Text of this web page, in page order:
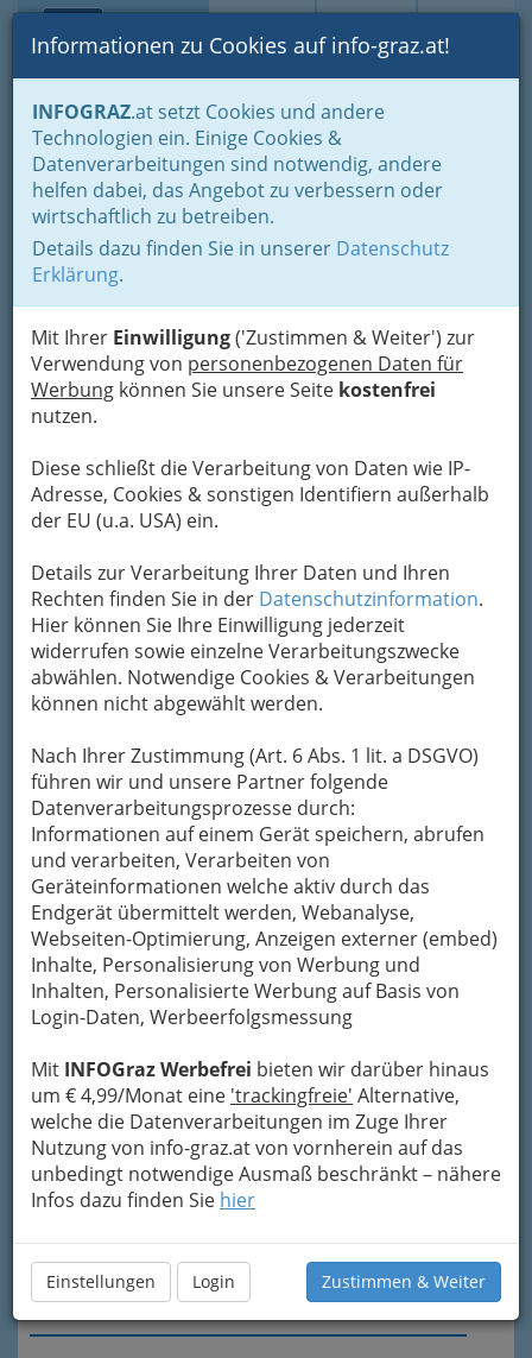
Suche Login Toggle
Informationen zu Cookies auf info-graz.at!
INFOGRAZ.at setzt Cookies und andere
Technologien ein. Einige Cookies &
Datenverarbeitungen sind notwendig, andere
helfen dabei, das Angebot zu verbessern oder
wirtschaftlich zu betreiben.
Details dazu finden Sie in unserer Datenschutz
Erklärung.
Mit Ihrer Einwilligung('Zustimmen & Weiter') zur
Verwendung von personenbezogenen Daten für
Werbung können Sie unsere Seite kostenfrei
nutzen.
Diese schließt die Verarbeitung von Daten wie IP-
Adresse, Cookies & sonstigen Identifiern außerhalb
der EU (u.a. USA) ein.
Details zur Verarbeitung Ihrer Daten und Ihren
Rechten finden Sie in der Datenschutzinformation.
Hier können Sie Ihre Einwilligung jederzeit
widerrufen sowie einzelne Verarbeitungszwecke
abwählen. Notwendige Cookies & Verarbeitungen
können nicht abgewählt werden.
Nach Ihrer Zustimmung (Art. 6 Abs. 1 lit. a DSGVO)
führen wir und unsere Partner folgende
Datenverarbeitungsprozesse durch:
Informationen auf einem Gerät speichern, abrufen
und verarbeiten, Verarbeiten von
Geräteinformationen welche aktiv durch das
Endgerät übermittelt werden, Webanalyse,
Webseiten-Optimierung, Anzeigen externer (embed)
Inhalte, Personalisierung von Werbung und
Inhalten, Personalisierte Werbung auf Basis von
Login-Daten, Werbeerfolgsmessung
Mit INFOGraz Werbefrei bieten wir darüber hinaus
um € 4,99/Monat eine 'trackingfreie' Alternative,
welche die Datenverarbeitungen im Zuge Ihrer
Nutzung von info-graz.at von vornherein auf das
unbedingt notwendige Ausmaß beschränkt – nähere
Infos dazu finden Sie hier
Einstellungen Login Zustimmen & Weiter
Home Branchen
art Work
Edisonstraße 28, 8053 Graz
+43 316 263 644
+43 316 272 906
Karte
Kontaktaufnahme
Um die Info-Graz Firmenvor Spam-Mails zu
bewahren, verwenden wir an dieser Stelle zur
Übermittlung Ihrer Nachricht ein sicheres
Formular. Ihre Nachricht wird nach dem
Absenden umgehend per Mail an das
Unternehmen art Work weitergeleitet.
Meine Email Adresse
Mein Betreff
Meine Nachricht
Meine Nachricht senden